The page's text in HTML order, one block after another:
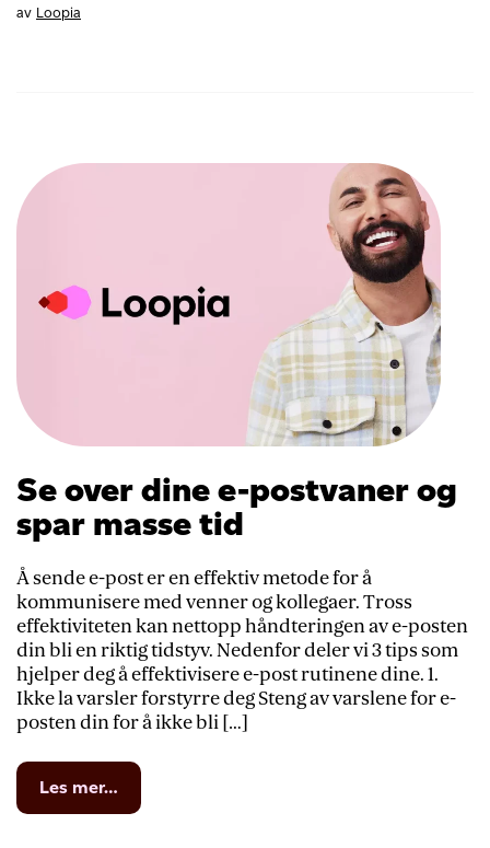
av Loopia
Se over dine e-postvaner og
spar masse tid
Å sende e-post er en effektiv metode for å
kommunisere med venner og kollegaer. Tross
effektiviteten kan nettopp håndteringen av e-posten
din bli en riktig tidstyv. Nedenfor deler vi 3 tips som
hjelper deg å effektivisere e-post rutinene dine. 1.
Ikke la varsler forstyrre deg Steng av varslene for e-
posten din for å ikke bli […]
Les mer…
Se